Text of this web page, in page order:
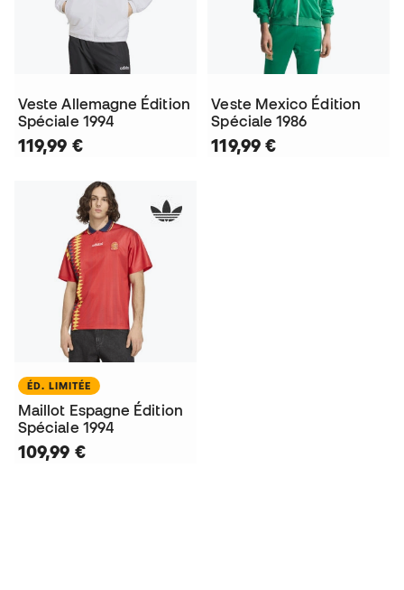
Veste Allemagne Édition
Spéciale 1994
119,99 €
Veste Mexico Édition
Spéciale 1986
119,99 €
ÉD. LIMITÉE
Maillot Espagne Édition
Spéciale 1994
109,99 €